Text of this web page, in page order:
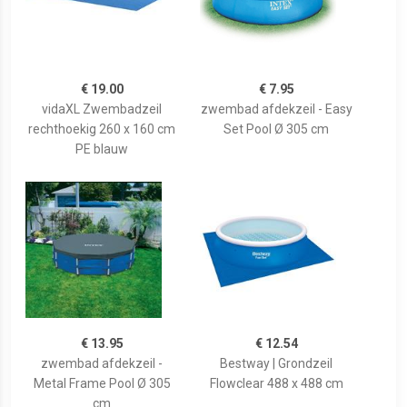
€ 19.00
vidaXL Zwembadzeil
rechthoekig 260 x 160 cm
PE blauw
€ 7.95
zwembad afdekzeil - Easy
Set Pool Ø 305 cm
€ 13.95
zwembad afdekzeil -
Metal Frame Pool Ø 305
cm
€ 12.54
Bestway | Grondzeil
Flowclear 488 x 488 cm